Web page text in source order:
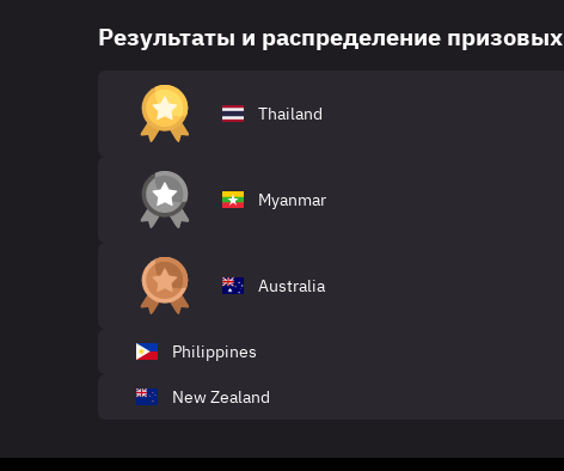
Результаты и распределение призовых
Thailand
Myanmar
Australia
Philippines
New Zealand